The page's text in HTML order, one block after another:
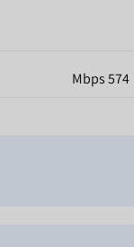
574 Mbps